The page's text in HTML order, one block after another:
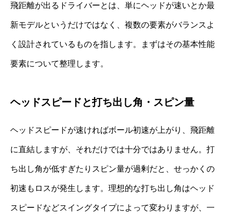
飛距離が出るドライバーとは、単にヘッドが速いとか最
新モデルというだけではなく、複数の要素がバランスよ
く設計されているものを指します。まずはその基本性能
要素について整理します。
ヘッドスピードと打ち出し角・スピン量
ヘッドスピードが速ければボール初速が上がり、飛距離
に直結しますが、それだけでは十分ではありません。打
ち出し角が低すぎたりスピン量が過剰だと、せっかくの
初速もロスが発生します。理想的な打ち出し角はヘッド
スピードなどスイングタイプによって変わりますが、一